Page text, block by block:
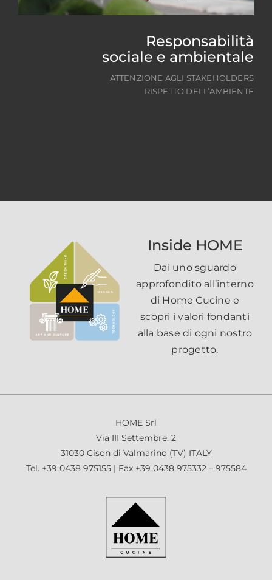
Responsabilità
sociale e ambientale
ATTENZIONE AGLI STAKEHOLDERS
RISPETTO DELL’AMBIENTE
Inside HOME
Dai uno sguardo
approfondito all’interno
di Home Cucine e
scopri i valori fondanti
alla base di ogni nostro
progetto.
HOME Srl
Via III Settembre, 2
31030 Cison di Valmarino (TV) ITALY
Tel. +39 0438 975155| Fax +39 0438 975332 – 975584